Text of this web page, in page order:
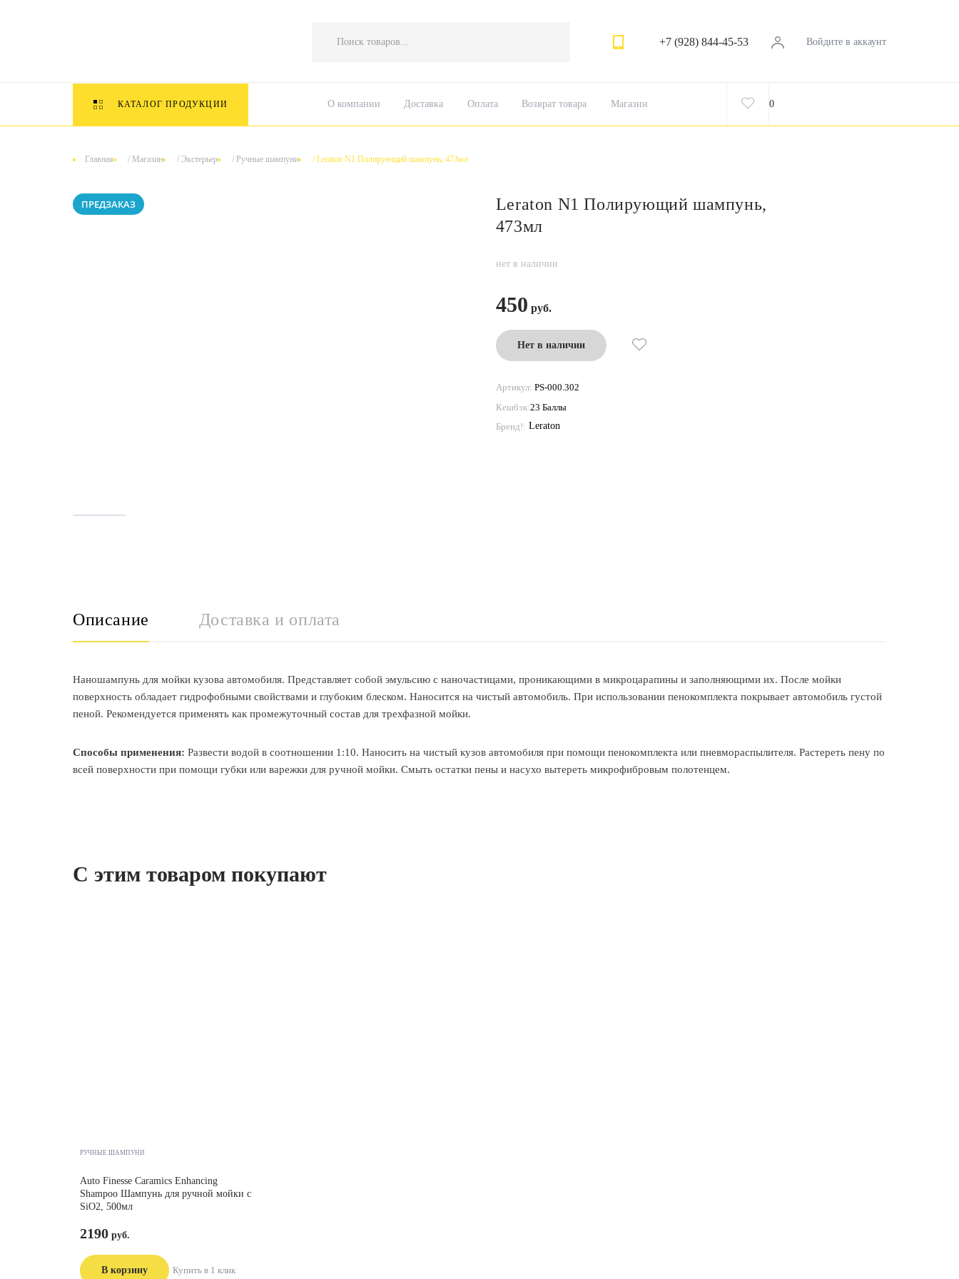
товаров
+7 (928) 844-45-53 Войдите в аккаунт
КАТАЛОГ ПРОДУКЦИИ О компании Доставка Оплата Возврат товара Магазин 0
Главная / Магазин / Экстерьер / Ручные шампуни /Leraton N1 Полирующий шампунь, 473мл
ПРЕДЗАКАЗ
Leraton N1 Полирующий шампунь,
473мл
нет в наличии
450
Нет в наличии
Артикул: PS-000.302
Кешбэк:23 Баллы
Бренд!: Leraton
Описание Доставка и оплата
Наношампунь для мойки кузова автомобиля. Представляет собой эмульсию с наночастицами, проникающими в микроцарапины и заполняющими их. После мойки
поверхность обладает гидрофобными свойствами и глубоким блеском. Наносится на чистый автомобиль. При использовании пенокомплекта покрывает автомобиль густой
пеной. Рекомендуется применять как промежуточный состав для трехфазной мойки.
Способы применения: Развести водой в соотношении 1:10. Наносить на чистый кузов автомобиля при помощи пенокомплекта или пневмораспылителя. Растереть пену по
всей поверхности при помощи губки или варежки для ручной мойки. Смыть остатки пены и насухо вытереть микрофибровым полотенцем.
С этим товаром покупают
РУЧНЫЕ ШАМПУНИ
Auto Finesse Caramics Enhancing
Shampoo Шампунь для ручной мойки с
SiO2, 500мл
2190
В корзину Купить в 1 клик